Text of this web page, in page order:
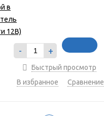
- +
Быстрый просмотр
В избранное
Сравнение